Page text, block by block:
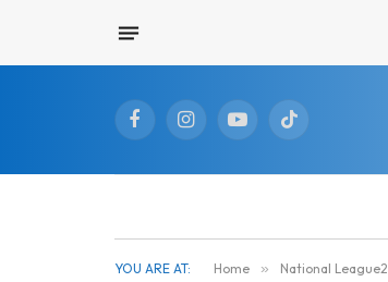
FacebookInstagramYouTubeTikTok
YOU ARE AT: Home » National League2